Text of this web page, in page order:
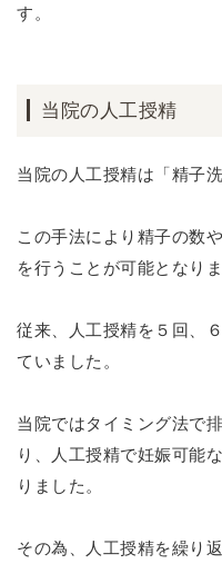
す。
当院の人工授精
当院の人工授精は「精子
この手法により精子の数
を行うことが可能となりま
従来、人工授精を５回、
ていました。
当院ではタイミング法で
り、人工授精で妊娠可能
りました。
その為、人工授精を繰り